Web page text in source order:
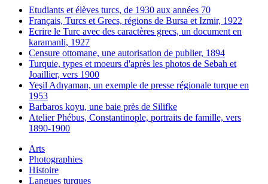
Etudiants et élèves turcs, de 1930 aux années 70
Français, Turcs et Grecs, régions de Bursa et Izmir, 1922
Ecrire le Turc avec des caractères grecs, un document en
karamanli, 1927
Censure ottomane, une autorisation de publier, 1894
Turquie, types et moeurs d'après les photos de Sebah et
Joaillier, vers 1900
Yeşil Adıyaman, un exemple de presse régionale turque en
1953
Barbaros koyu, une baie près de Silifke
Atelier Phébus, Constantinople, portraits de famille, vers
1890-1900
Arts
Photographies
Histoire
Langues turques